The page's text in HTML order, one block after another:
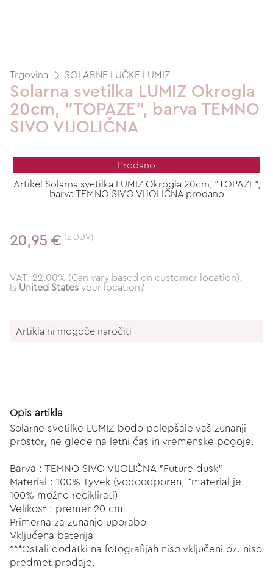
Trgovina SOLARNE LUČKE LUMIZ
Solarna svetilka LUMIZ Okrogla
20cm, "TOPAZE", barva TEMNO
SIVO VIJOLIČNA
Prodano
Artikel Solarna svetilka LUMIZ Okrogla 20cm, "TOPAZE",
barva TEMNO SIVO VIJOLIČNA prodano
20,95 € (z DDV)
VAT: 22.00% (Can vary based on customer location).
Is United States your location?
Artikla ni mogoče naročiti
Opis artikla
Solarne svetilke LUMIZ bodo polepšale vaš zunanji
prostor, ne glede na letni čas in vremenske pogoje.
Barva : TEMNO SIVO VIJOLIČNA "Future dusk"
Material : 100% Tyvek (vodoodporen, *material je
100% možno reciklirati)
Velikost : premer 20 cm
Primerna za zunanjo uporabo
Vključena baterija
***Ostali dodatki na fotografijah niso vključeni oz. niso
predmet prodaje.